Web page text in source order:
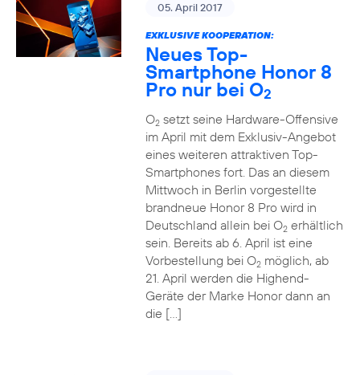
05. April 2017
EXKLUSIVE KOOPERATION:
Neues Top-
Smartphone Honor 8
Pro nur bei O2
O2setzt seine Hardware-Offensive
im April mit dem Exklusiv-Angebot
eines weiteren attraktiven Top-
Smartphones fort. Das an diesem
Mittwoch in Berlin vorgestellte
brandneue Honor 8 Pro wird in
Deutschland allein bei O2erhältlich
sein. Bereits ab 6. April ist eine
Vorbestellung bei O2möglich, ab
21. April werden die Highend-
Geräte der Marke Honor dann an
die […]